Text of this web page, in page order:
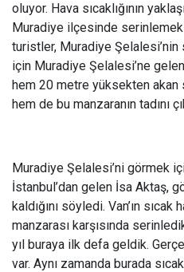
oluyor. Hava sıcaklığının
Muradiye ilçesinde
turistler, Muradiye Şelalesi’nin
için Muradiye Şelalesi’ne
hem 20 metre yüksekten akan
hem de bu manzaranın tadını
Muradiye Şelalesi’ni görmek
İstanbul’dan gelen İsa Aktaş,
kaldığını söyledi. Van’ın sıcak
manzarası karşısında
yıl buraya ilk defa geldik.
var. Aynı zamanda burada